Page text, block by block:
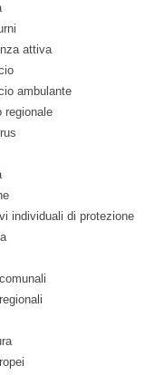
attiva
ambulante
regionale
individuali di protezione